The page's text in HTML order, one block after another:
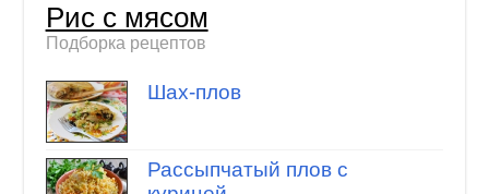
Рис с мясом
Подборка рецептов
Шах-плов
Рассыпчатый плов с